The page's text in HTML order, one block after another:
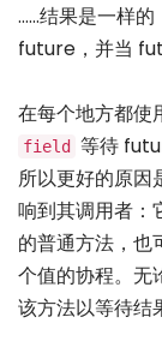
……结果是一样
future，并当
在每个地方都使
field 等待
所以更好的原因
响到其调用者
的普通方法，也
个值的协程。无
该方法以等待结